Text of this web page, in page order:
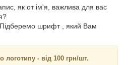
як от ім'я, важлива для вас
шрифт , який Вам
логотипу - від 100 грн/шт.